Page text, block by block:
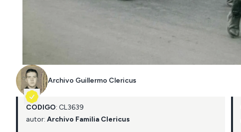
Archivo Guillermo Clericus
CÓDIGO: CL3639
autor: Archivo Familia Clericus